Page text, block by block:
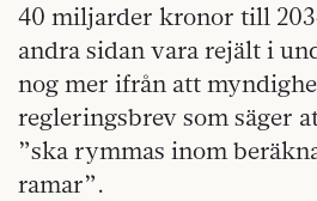
40 miljarder kronor till
andra sidan vara rejält i
nog mer ifrån att
regleringsbrev som säger
”ska rymmas inom
ramar”.